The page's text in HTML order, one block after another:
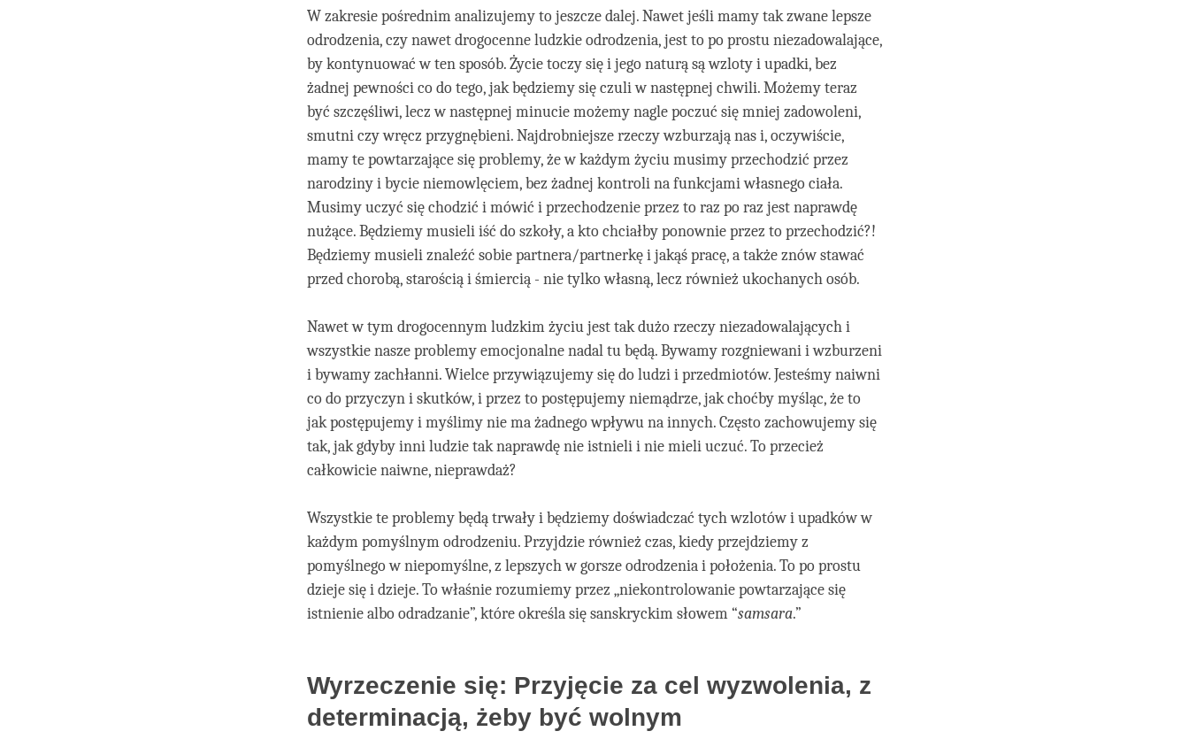
W zakresie pośrednim analizujemy to jeszcze dalej. Nawet jeśli mamy tak zwane lepsze
odrodzenia, czy nawet drogocenne ludzkie odrodzenia, jest to po prostu niezadowalające,
by kontynuować w ten sposób. Życie toczy się i jego naturą są wzloty i upadki, bez
żadnej pewności co do tego, jak będziemy się czuli w następnej chwili. Możemy teraz
być szczęśliwi, lecz w następnej minucie możemy nagle poczuć się mniej zadowoleni,
smutni czy wręcz przygnębieni. Najdrobniejsze rzeczy wzburzają nas i, oczywiście,
mamy te powtarzające się problemy, że w każdym życiu musimy przechodzić przez
narodziny i bycie niemowlęciem, bez żadnej kontroli na funkcjami własnego ciała.
Musimy uczyć się chodzić i mówić i przechodzenie przez to raz po raz jest naprawdę
nużące. Będziemy musieli iść do szkoły, a kto chciałby ponownie przez to przechodzić?!
Będziemy musieli znaleźć sobie partnera/partnerkę i jakąś pracę, a także znów stawać
przed chorobą, starością i śmiercią - nie tylko własną, lecz również ukochanych osób.
Nawet w tym drogocennym ludzkim życiu jest tak dużo rzeczy niezadowalających i
wszystkie nasze problemy emocjonalne nadal tu będą. Bywamy rozgniewani i wzburzeni
i bywamy zachłanni. Wielce przywiązujemy się do ludzi i przedmiotów. Jesteśmy naiwni
co do przyczyn i skutków, i przez to postępujemy niemądrze, jak choćby myśląc, że to
jak postępujemy i myślimy nie ma żadnego wpływu na innych. Często zachowujemy się
tak, jak gdyby inni ludzie tak naprawdę nie istnieli i nie mieli uczuć. To przecież
całkowicie naiwne, nieprawdaż?
Wszystkie te problemy będą trwały i będziemy doświadczać tych wzlotów i upadków w
każdym pomyślnym odrodzeniu. Przyjdzie również czas, kiedy przejdziemy z
pomyślnego w niepomyślne, z lepszych w gorsze odrodzenia i położenia. To po prostu
dzieje się i dzieje. To właśnie rozumiemy przez „niekontrolowanie powtarzające się
istnienie albo odradzanie”, które określa się sanskryckim słowem “samsara.”
Wyrzeczenie się: Przyjęcie za cel wyzwolenia, z
determinacją, żeby być wolnym